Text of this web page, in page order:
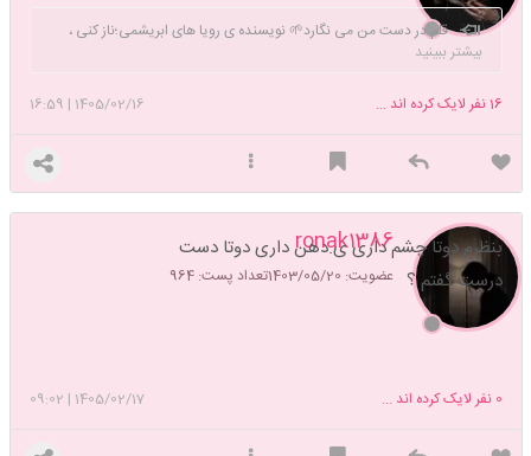
قلم در دست من می نگارد🌱 نویسنده ی رویا های ابریشمی؛ناز کنی ،
نظر کنی ، قهر کنی ، ستم کنی گر که جفا ، گر که وفا ، از تو حذر نمیکنم ⛅️ قسم
در مقابل من میایستد تماشایش کنم.☁️🪽
بیشتر ببینید
1405/02/16
|
16:59 16نفر لایک کرده اند ...
ronak1386
عضویت: 1403/05/20 تعداد پست: 964
بنظرم دوتا چشم داری ی.دهن داری دوتا دست
درست گفتم ؟
1405/02/17
|
09:02 0 نفر لایک کرده اند ...